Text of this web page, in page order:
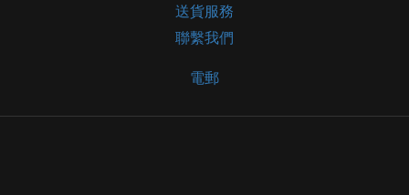
送貨服務
聯繫我們
電郵